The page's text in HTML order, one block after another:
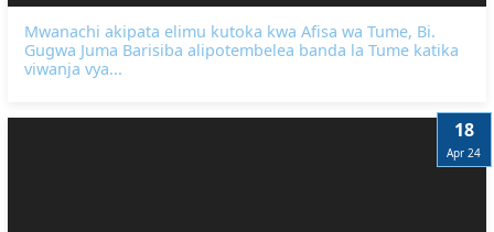
Mwanachi akipata elimu kutoka kwa Afisa wa Tume, Bi.
Gugwa Juma Barisiba alipotembelea banda la Tume katika
viwanja vya...
18
Apr 24